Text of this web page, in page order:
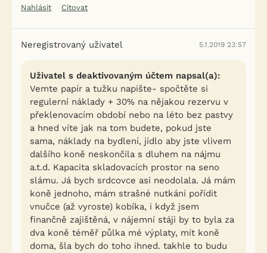
Nahlásit
Citovat
Neregistrovaný uživatel 5.1.2019 23:57
Uživatel s deaktivovaným účtem napsal(a):
Vemte papír a tužku napište- spočtěte si
regulerní náklady + 30% na nějakou rezervu v
překlenovacím období nebo na léto bez pastvy
a hned víte jak na tom budete, pokud jste
sama, náklady na bydlení, jídlo aby jste vlivem
dalšího koně neskončila s dluhem na nájmu
a.t.d. Kapacita skladovacích prostor na seno
slámu. Já bych srdcovce asi neodolala. Já mám
koně jednoho, mám strašné nutkání pořídit
vnučce (až vyroste) kobíka, i když jsem
finančně zajištěná, v nájemní stáji by to byla za
dva koně téměř půlka mé výplaty, mít koně
doma, šla bych do toho ihned. takhle to budu